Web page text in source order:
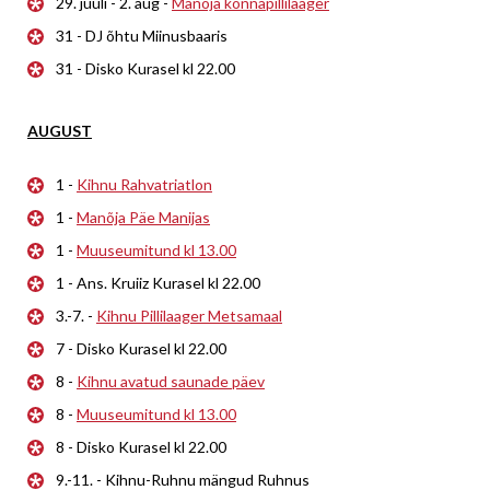
31 - DJ õhtu Miinusbaaris
31 - Disko Kurasel kl 22.00
AUGUST
1 - Kihnu Rahvatriatlon
1 - Manõja Päe Manijas
1 - Muuseumitund kl 13.00
1 - Ans. Kruiiz Kurasel kl 22.00
3.-7. - Kihnu Pillilaager Metsamaal
7 - Disko Kurasel kl 22.00
8 - Kihnu avatud saunade päev
8 - Muuseumitund kl 13.00
8 - Disko Kurasel kl 22.00
9.-11. - Kihnu-Ruhnu mängud Ruhnus